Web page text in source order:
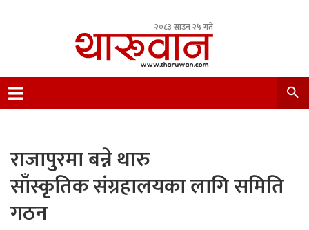
२०८३ साउन २५ गते
Nepal.
राजापुरमा बन्ने थारु
साँस्कृतिक संग्रहालयका लागि समिति
गठन